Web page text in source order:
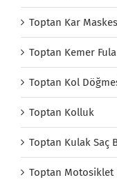
Toptan Kar
Toptan Kemer
Toptan Kol
Toptan Kolluk
Toptan Kulak Saç
Toptan Motosiklet